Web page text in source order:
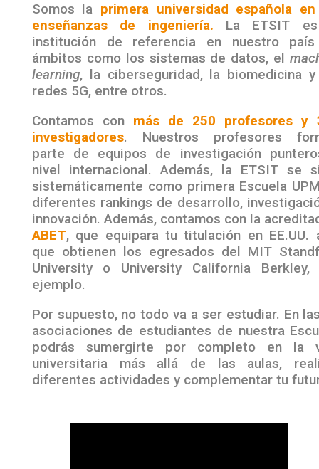
Somos la primera universidad española
enseñanzas de ingeniería. La ETSIT
institución de referencia en nuestro
ámbitos como los sistemas de datos, el
learning, la ciberseguridad, la biomedicina
redes 5G, entre otros.
Contamos con más de 250 profesores y
investigadores. Nuestros profesores
parte de equipos de investigación
nivel internacional. Además, la ETSIT se
sistemáticamente como primera Escuela
diferentes rankings de desarrollo,
innovación. Además, contamos con la
ABET, que equipara tu titulación en EE.UU.
que obtienen los egresados del MIT
University o University California Berkley,
ejemplo.
Por supuesto, no todo va a ser estudiar. En
asociaciones de estudiantes de nuestra
podrás sumergirte por completo en la
universitaria más allá de las aulas,
diferentes actividades y complementar tu